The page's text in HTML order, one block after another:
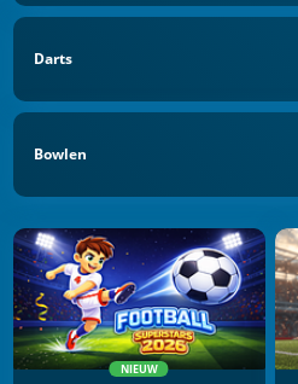
Darts
Bowlen
NIEUW